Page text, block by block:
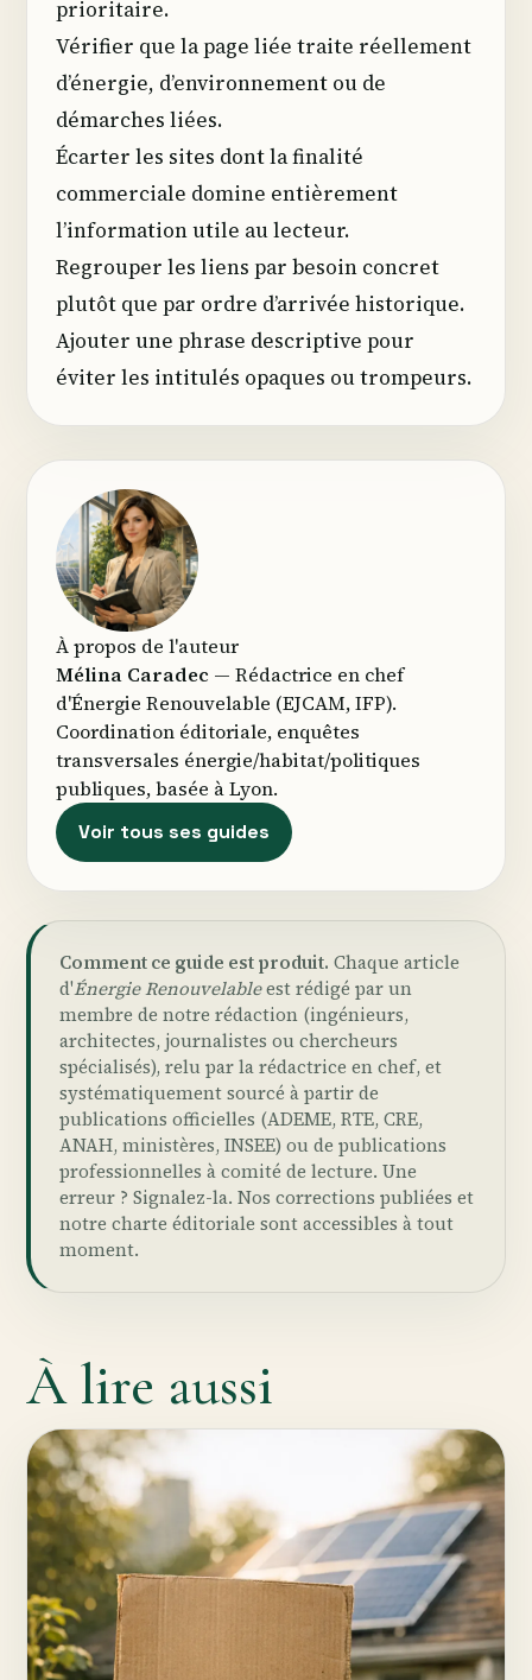
prioritaire.
Vérifier que la page liée traite réellement
d’énergie, d’environnement ou de
démarches liées.
Écarter les sites dont la finalité
commerciale domine entièrement
l’information utile au lecteur.
Regrouper les liens par besoin concret
plutôt que par ordre d’arrivée historique.
Ajouter une phrase descriptive pour
éviter les intitulés opaques ou trompeurs.
À propos de l'auteur
Mélina Caradec — Rédactrice en chef
d'Énergie Renouvelable (EJCAM, IFP).
Coordination éditoriale, enquêtes
transversales énergie/habitat/politiques
publiques, basée à Lyon.
Voir tous ses guides
Comment ce guide est produit. Chaque article
d'Énergie Renouvelableest rédigé par un
membre de notre rédaction (ingénieurs,
architectes, journalistes ou chercheurs
spécialisés), relu par la rédactrice en chef, et
systématiquement sourcé à partir de
publications officielles (ADEME, RTE, CRE,
ANAH, ministères, INSEE) ou de publications
professionnelles à comité de lecture. Une
erreur ? Signalez-la. Nos corrections publiées et
notre charte éditoriale sont accessibles à tout
moment.
À lire aussi